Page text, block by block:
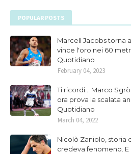
POPULAR POSTS
Marcell Jacobs torna
vince l'oro nei 60
Quotidiano
February 04, 2023
Ti ricordi... Marco
ora prova la scalata
Quotidiano
March 04, 2022
Nicolò Zaniolo, storia
credeva fenomeno.